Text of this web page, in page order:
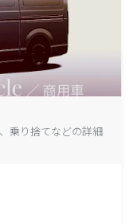
乗り捨てなどの詳細